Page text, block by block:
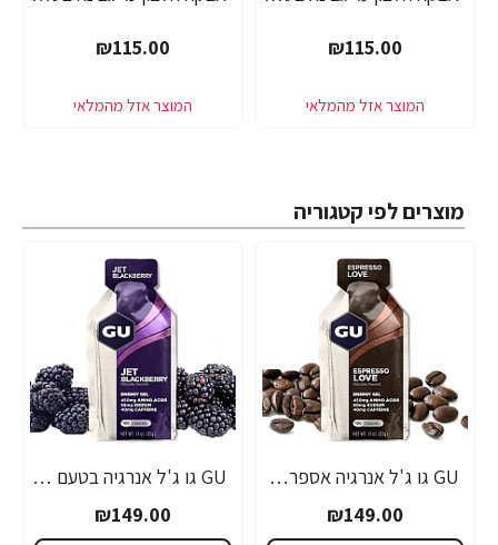
₪115.00
₪115.00
מוצרים לפי קטגוריה
GU גו ג'ל אנרגיה אספרסו 32 גרם - 24 יחידות
₪149.00
GU גו ג'ל אנרגיה בטעם פטל שחור 32 גרם - 24 יחידות
₪149.00